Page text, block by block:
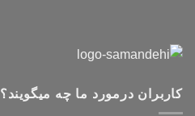
کاربران درمورد ما چه میگویند؟